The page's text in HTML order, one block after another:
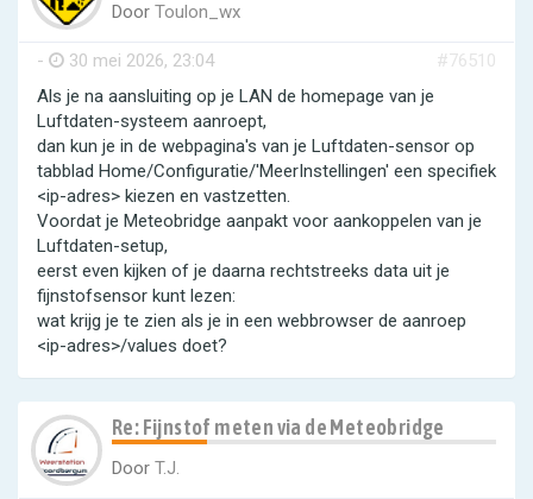
Door Toulon_wx
- 30 mei 2026, 23:04
#76510
Als je na aansluiting op je LAN de homepage van je
Luftdaten-systeem aanroept,
dan kun je in de webpagina's van je Luftdaten-sensor op
tabblad Home/Configuratie/'MeerInstellingen' een specifiek
<ip-adres> kiezen en vastzetten.
Voordat je Meteobridge aanpakt voor aankoppelen van je
Luftdaten-setup,
eerst even kijken of je daarna rechtstreeks data uit je
fijnstofsensor kunt lezen:
wat krijg je te zien als je in een webbrowser de aanroep
<ip-adres>/values doet?
Re: Fijnstof meten via de Meteobridge
Door T.J.